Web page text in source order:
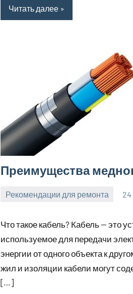
Читать далее
Преимущества
Рекомендации для ремонта
molokovostro
Что такое кабель? Кабель — это
используемое для передачи
энергии от одного объекта к
жил и изоляции кабели могут
[…]